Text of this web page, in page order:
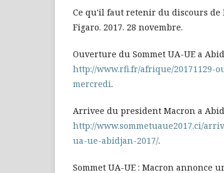
Ce qu'il faut retenir du discours de
Figaro. 2017. 28 novembre.
Ouverture du Sommet UA-UE a
http://www.rfi.fr/afrique/20171129-
mercredi.
Arrivee du president Macron a
http://www.sommetuaue2017.ci/
ua-ue-abidjan-2017/.
Sommet UA-UE : Macron annonce